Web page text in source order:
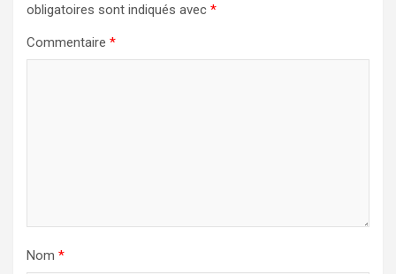
obligatoires sont indiqués avec *
Commentaire *
Nom *